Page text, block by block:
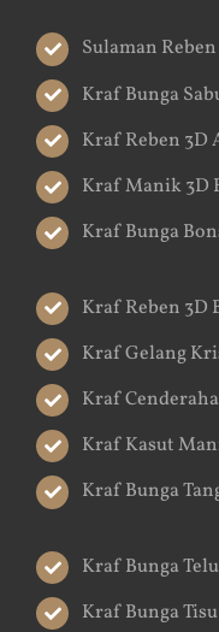
Sulaman
Kraf Bunga
Kraf Reben 3D
Kraf Manik 3D
Kraf Bunga
Kraf Reben 3D
Kraf Gelang
Kraf
Kraf Kasut
Kraf Bunga
Kraf Bunga
Kraf Bunga Tisu